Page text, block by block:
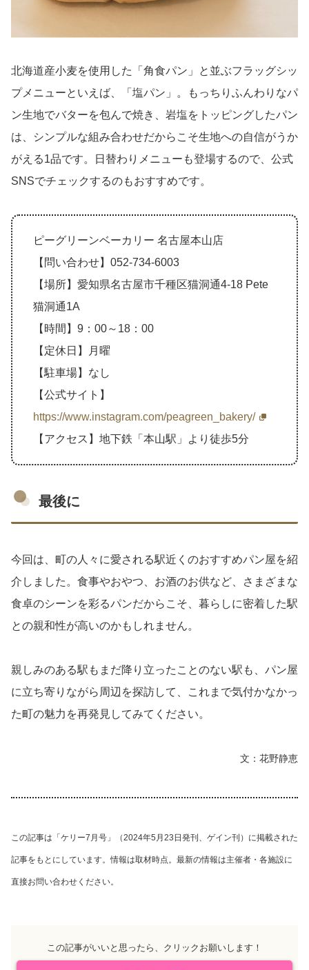
北海道産小麦を使用した「角食パン」と並ぶフラッグシッ
プメニューといえば、「塩パン」。もっちりふんわりなパ
ン生地でバターを包んで焼き、岩塩をトッピングしたパン
は、シンプルな組み合わせだからこそ生地への自信がうか
がえる1品です。日替わりメニューも登場するので、公式
SNSでチェックするのもおすすめです。
ピーグリーンベーカリー 名古屋本山店
【問い合わせ】052-734-6003
【場所】愛知県名古屋市千種区猫洞通4-18 Pete
猫洞通1A
【時間】9：00～18：00
【定休日】月曜
【駐車場】なし
【公式サイト】
https://www.instagram.com/peagreen_bakery/
【アクセス】地下鉄「本山駅」より徒歩5分
最後に
今回は、町の人々に愛される駅近くのおすすめパン屋を紹
介しました。食事やおやつ、お酒のお供など、さまざまな
食卓のシーンを彩るパンだからこそ、暮らしに密着した駅
との親和性が高いのかもしれません。
親しみのある駅もまだ降り立ったことのない駅も、パン屋
に立ち寄りながら周辺を探訪して、これまで気付かなかっ
た町の魅力を再発見してみてください。
文：花野静恵
この記事は「ケリー7月号」（2024年5月23日発刊、ゲイン刊）に掲載された
記事をもとにしています。情報は取材時点。最新の情報は主催者・各施設に
直接お問い合わせください。
この記事がいいと思ったら、クリックお願いします！